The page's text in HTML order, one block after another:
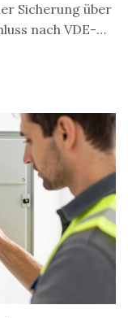
Sicherung über
nach VDE-